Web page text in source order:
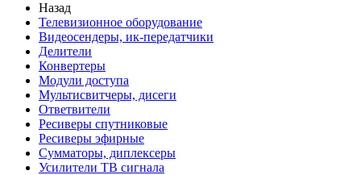
Назад
Телевизионное оборудование
Видеосендеры, ик-передатчики
Делители
Конвертеры
Модули доступа
Мультисвитчеры, дисеги
Ответвители
Ресиверы спутниковые
Ресиверы эфирные
Сумматоры, диплексеры
Усилители ТВ сигнала